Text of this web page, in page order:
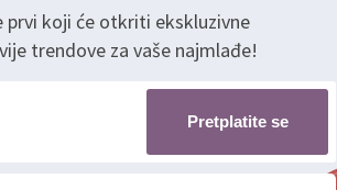
prvi koji će otkriti ekskluzivne
trendove za vaše najmlađe!
Pretplatite se